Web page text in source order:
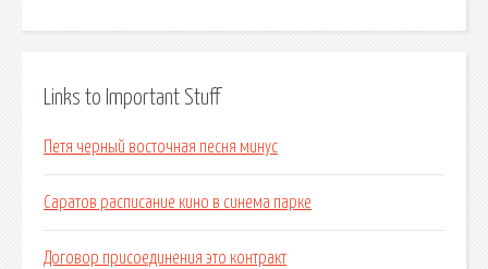
Links to Important Stuff
Петя черный восточная песня минус
Саратов расписание кино в синема парке
Договор присоединения это контракт